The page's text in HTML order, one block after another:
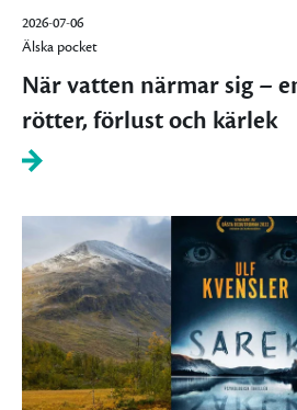
2026-07-06
Älska pocket
När vatten närmar sig –
rötter, förlust och kärlek